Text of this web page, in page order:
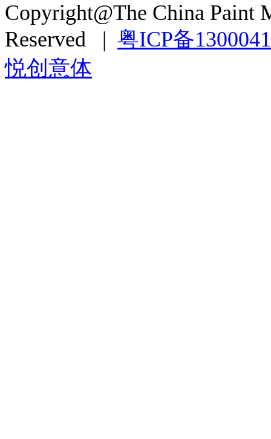
Copyright@The China Paint
Reserved | 粤ICP备
悦创意体